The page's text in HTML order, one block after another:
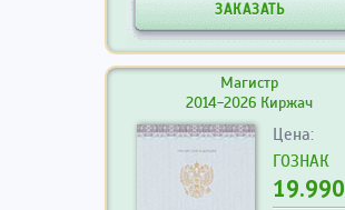
ЗАКАЗАТЬ
Магистр
2014-2026 Киржач
Цена:
ГОЗНАК
19.990